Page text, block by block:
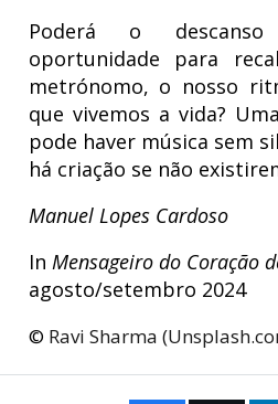
Poderá o
oportunidade para
metrónomo, o nosso
que vivemos a vida?
pode haver música sem
há criação se não
Manuel Lopes Cardoso
In Mensageiro do Coração
agosto/setembro 2024
© Ravi Sharma